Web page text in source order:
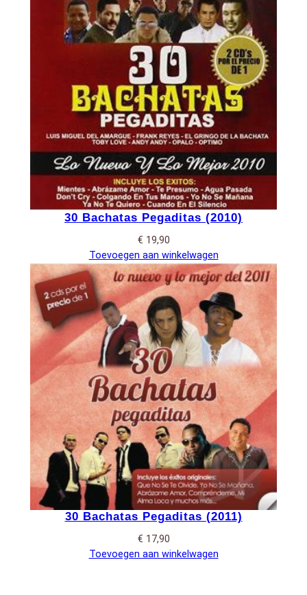
30 Bachatas Pegaditas (2010)
€ 19,90
Toevoegen aan winkelwagen
30 Bachatas Pegaditas (2011)
€ 17,90
Toevoegen aan winkelwagen